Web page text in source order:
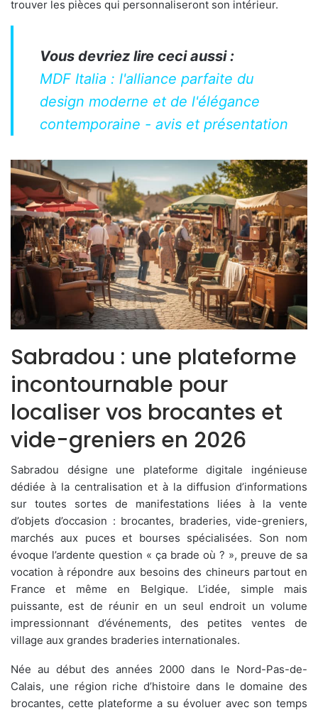
trouver les pièces qui personnaliseront son intérieur.
Vous devriez lire ceci aussi :
MDF Italia : l'alliance parfaite du
design moderne et de l'élégance
contemporaine - avis et présentation
Sabradou : une plateforme
incontournable pour
localiser vos brocantes et
vide-greniers en 2026
Sabradou désigne une plateforme digitale ingénieuse
dédiée à la centralisation et à la diffusion d’informations
sur toutes sortes de manifestations liées à la vente
d’objets d’occasion : brocantes, braderies, vide-greniers,
marchés aux puces et bourses spécialisées. Son nom
évoque l’ardente question « ça brade où ? », preuve de sa
vocation à répondre aux besoins des chineurs partout en
France et même en Belgique. L’idée, simple mais
puissante, est de réunir en un seul endroit un volume
impressionnant d’événements, des petites ventes de
village aux grandes braderies internationales.
Née au début des années 2000 dans le Nord-Pas-de-
Calais, une région riche d’histoire dans le domaine des
brocantes, cette plateforme a su évoluer avec son temps